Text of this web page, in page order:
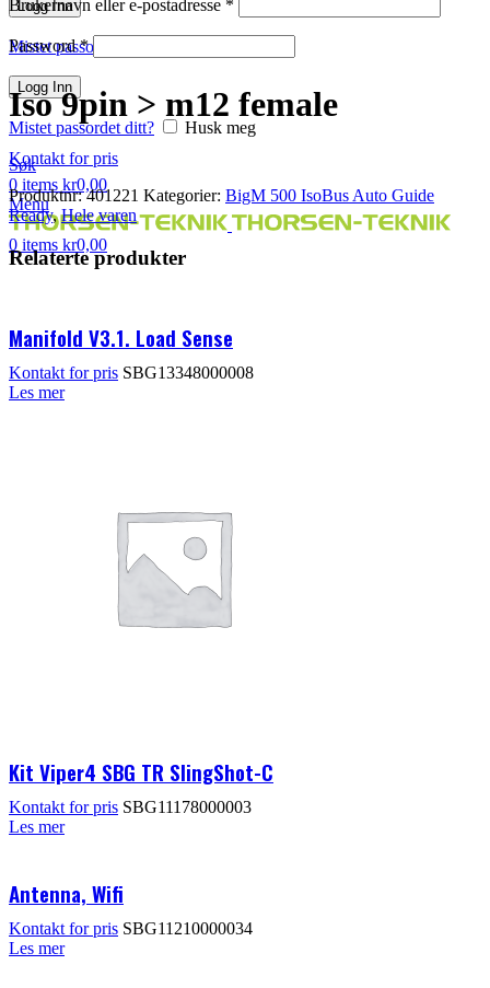
Logg Inn
Mistet passordet ditt?
Brukernavn eller e-postadresse *
Password*
Logg Inn
Mistet passordet ditt?
Husk meg
Søk
0 items kr0,00
Menu
0 items kr0,00
Klikk for å forstørre
Iso 9pin > m12 female
Kontakt for pris
Produktnr:401221 Kategorier: BigM 500 IsoBus Auto Guide
Ready, Hele varen
Relaterte produkter
Manifold V3.1. Load Sense
Kontakt for pris SBG13348000008
Les mer
Kit Viper4 SBG TR SlingShot-C
Kontakt for pris SBG11178000003
Les mer
Antenna, Wifi
Kontakt for pris SBG11210000034
Les mer